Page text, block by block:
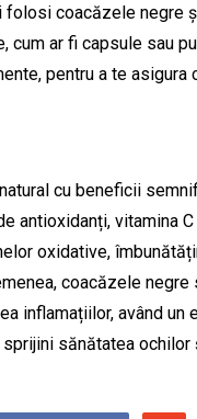
folosi coacăzele negre
ar fi capsule sau
pentru a te
cu beneficii
antioxidanți, vitamina
oxidative,
coacăzele
inflamațiilor, având un
sănătatea